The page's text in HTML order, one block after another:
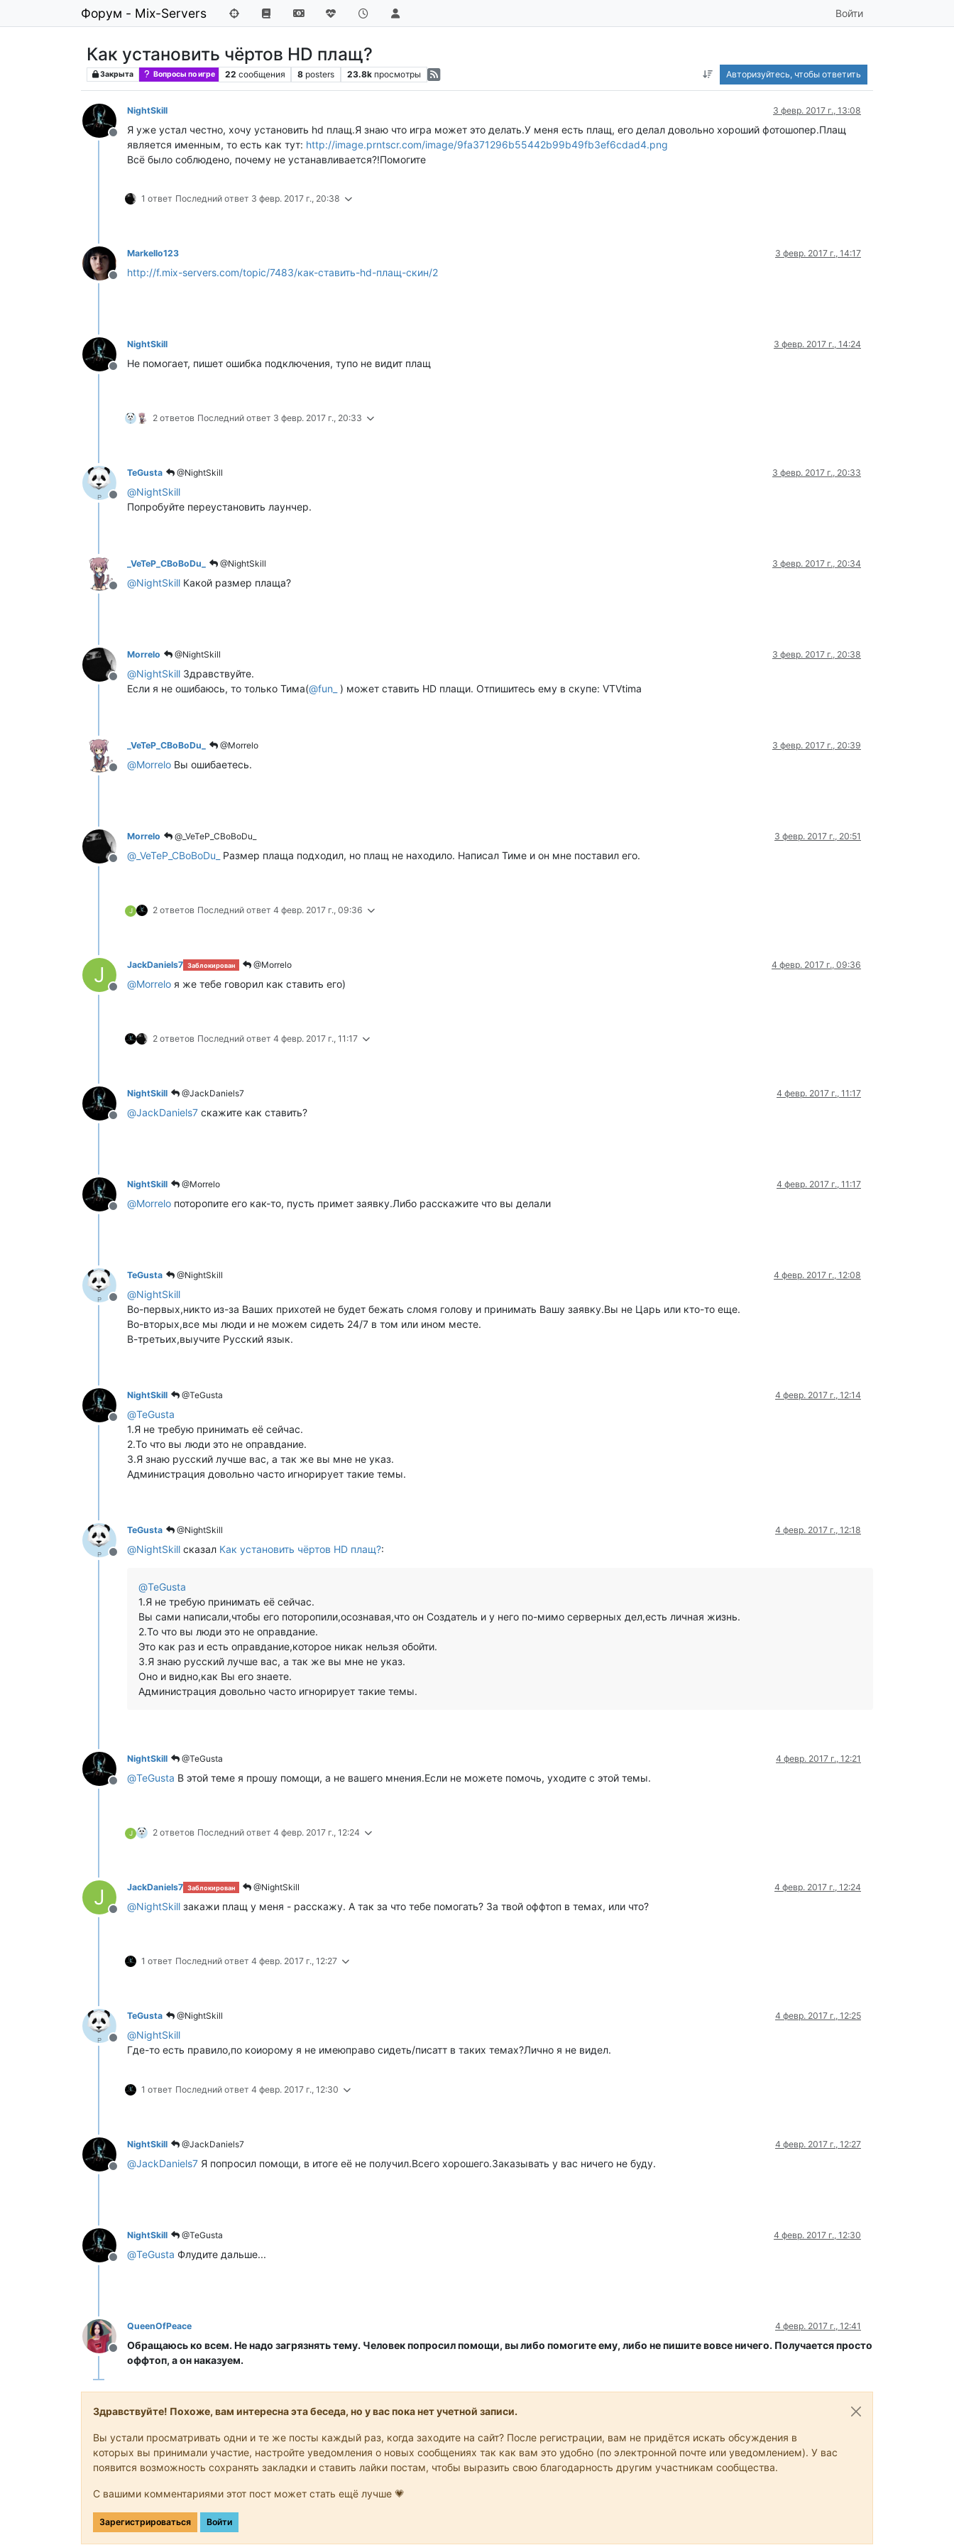
Форум - Mix-Servers Войти
Как установить чёртов HD плащ?
Закрыта Вопросы по игре 22 сообщения 8 posters 23.8k просмотры Авторизуйтесь, чтобы ответить
Не в сети
NightSkill 3 февр. 2017 г., 13:08
Я уже устал честно, хочу установить hd плащ.Я знаю что игра может это делать.У меня есть плащ, его делал довольно хороший фотошопер.Плащ
является именным, то есть как тут: http://image.prntscr.com/image/9fa371296b55442b99b49fb3ef6cdad4.png
Всё было соблюдено, почему не устанавливается?!Помогите
1 ответ Последний ответ 3 февр. 2017 г., 20:38
Не в сети
Markello123 3 февр. 2017 г., 14:17
http://f.mix-servers.com/topic/7483/как-стaвить-hd-плащ-скин/2
Не в сети
NightSkill 3 февр. 2017 г., 14:24
Не помогает, пишет ошибка подключения, тупо не видит плащ
2 ответов Последний ответ 3 февр. 2017 г., 20:33
Не в сети
TeGusta @NightSkill 3 февр. 2017 г., 20:33
@NightSkill
Попробуйте переустановить лаунчер.
Не в сети
_VeTeP_CBoBoDu_ @NightSkill 3 февр. 2017 г., 20:34
@NightSkill Какой размер плаща?
Не в сети
Morrelo @NightSkill 3 февр. 2017 г., 20:38
@NightSkill Здравствуйте.
Если я не ошибаюсь, то только Тима(@fun_ ) может ставить HD плащи. Отпишитесь ему в скупе: VTVtima
Не в сети
_VeTeP_CBoBoDu_ @Morrelo 3 февр. 2017 г., 20:39
@Morrelo Вы ошибаетесь.
Не в сети
Morrelo @_VeTeP_CBoBoDu_ 3 февр. 2017 г., 20:51
@ _VeTeP_CBoBoDu_ Размер плаща подходил, но плащ не находило. Написал Тиме и он мне поставил его.
J 2 ответов Последний ответ 4 февр. 2017 г., 09:36
J
Не в сети
JackDaniels7 Заблокирован @Morrelo 4 февр. 2017 г., 09:36
@Morrelo я же тебе говорил как ставить его)
2 ответов Последний ответ 4 февр. 2017 г., 11:17
Не в сети
NightSkill @JackDaniels7 4 февр. 2017 г., 11:17
@JackDaniels7 скажите как ставить?
Не в сети
NightSkill @Morrelo 4 февр. 2017 г., 11:17
@Morrelo поторопите его как-то, пусть примет заявку.Либо расскажите что вы делали
Не в сети
TeGusta @NightSkill 4 февр. 2017 г., 12:08
@NightSkill
Во-первых,никто из-за Ваших прихотей не будет бежать сломя голову и принимать Вашу заявку.Вы не Царь или кто-то еще.
Во-вторых,все мы люди и не можем сидеть 24/7 в том или ином месте.
В-третьих,выучите Русский язык.
Не в сети
NightSkill @TeGusta 4 февр. 2017 г., 12:14
@TeGusta
1.Я не требую принимать её сейчас.
2.То что вы люди это не оправдание.
3.Я знаю русский лучше вас, а так же вы мне не указ.
Администрация довольно часто игнорирует такие темы.
Не в сети
TeGusta @NightSkill 4 февр. 2017 г., 12:18
@NightSkill сказал Как установить чёртов HD плащ?:
@TeGusta
1.Я не требую принимать её сейчас.
Вы сами написали,чтобы его поторопили,осознавая,что он Создатель и у него по-мимо серверных дел,есть личная жизнь.
2.То что вы люди это не оправдание.
Это как раз и есть оправдание,которое никак нельзя обойти.
3.Я знаю русский лучше вас, а так же вы мне не указ.
Оно и видно,как Вы его знаете.
Администрация довольно часто игнорирует такие темы.
Не в сети
NightSkill @TeGusta 4 февр. 2017 г., 12:21
@TeGusta В этой теме я прошу помощи, а не вашего мнения.Если не можете помочь, уходите с этой темы.
J 2 ответов Последний ответ 4 февр. 2017 г., 12:24
J
Не в сети
JackDaniels7 Заблокирован @NightSkill 4 февр. 2017 г., 12:24
@NightSkill закажи плащ у меня - расскажу. А так за что тебе помогать? За твой оффтоп в темах, или что?
1 ответ Последний ответ 4 февр. 2017 г., 12:27
Не в сети
TeGusta @NightSkill 4 февр. 2017 г., 12:25
@NightSkill
Где-то есть правило,по коиорому я не имеюправо сидеть/писатт в таких темах?Лично я не видел.
1 ответ Последний ответ 4 февр. 2017 г., 12:30
Не в сети
NightSkill @JackDaniels7 4 февр. 2017 г., 12:27
@JackDaniels7 Я попросил помощи, в итоге её не получил.Всего хорошего.Заказывать у вас ничего не буду.
Не в сети
NightSkill @TeGusta 4 февр. 2017 г., 12:30
@TeGusta Флудите дальше...
Не в сети
QueenOfPeace 4 февр. 2017 г., 12:41
Обращаюсь ко всем. Не надо загрязнять тему. Человек попросил помощи, вы либо помогите ему, либо не пишите вовсе ничего. Получается просто
оффтоп, а он наказуем.
Здравствуйте! Похоже, вам интересна эта беседа, но у вас пока нет учетной записи.
Вы устали просматривать одни и те же посты каждый раз, когда заходите на сайт? После регистрации, вам не придётся искать обсуждения в
которых вы принимали участие, настройте уведомления о новых сообщениях так как вам это удобно (по электронной почте или уведомлением). У вас
появится возможность сохранять закладки и ставить лайки постам, чтобы выразить свою благодарность другим участникам сообщества.
С вашими комментариями этот пост может стать ещё лучше 💗
Зарегистрироваться Войти